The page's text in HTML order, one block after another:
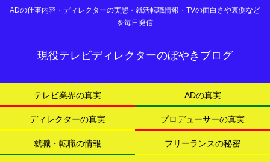
ADの仕事内容・ディレクターの実態・就活転職情報・TVの面白さや裏側など
を毎日発信
現役テレビディレクターのぼやきブログ
テレビ業界の真実 ADの真実
ディレクターの真実 プロデューサーの真実
就職・転職の情報 フリーランスの秘密